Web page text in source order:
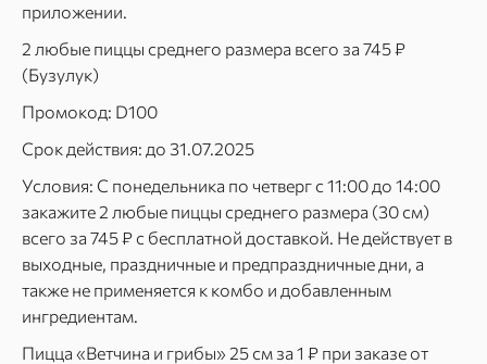
приложении.
2 любые пиццы среднего размера всего за 745 ₽
(Бузулук)
Промокод: D100
Срок действия: до 31.07.2025
Условия: С понедельника по четверг с 11:00 до 14:00
закажите 2 любые пиццы среднего размера (30 см)
всего за 745 ₽ с бесплатной доставкой. Не действует в
выходные, праздничные и предпраздничные дни, а
также не применяется к комбо и добавленным
ингредиентам.
Пицца «Ветчина и грибы» 25 см за 1 ₽ при заказе от